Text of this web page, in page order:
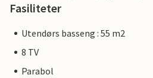
Fasiliteter
Utendørs basseng : 55 m2
8 TV
Parabol